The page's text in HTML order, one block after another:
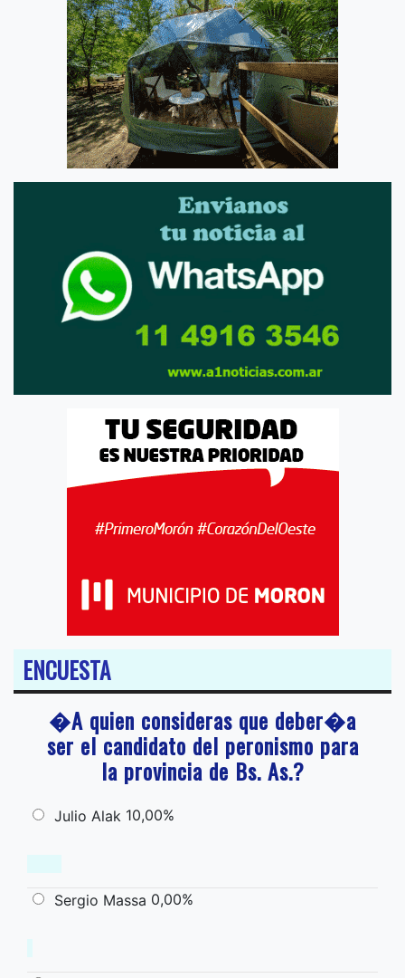
ENCUESTA
�A quien consideras que deber�a
ser el candidato del peronismo para
la provincia de Bs. As.?
Julio Alak 10,00%
Sergio Massa 0,00%